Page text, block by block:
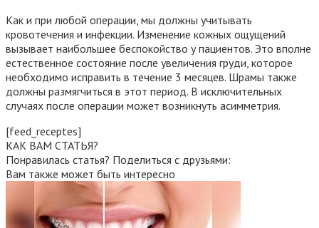
Как и при любой операции, мы должны учитывать
кровотечения и инфекции. Изменение кожных ощущений
вызывает наибольшее беспокойство у пациентов. Это вполне
естественное состояние после увеличения груди, которое
необходимо исправить в течение 3 месяцев. Шрамы также
должны размягчиться в этот период. В исключительных
случаях после операции может возникнуть асимметрия.
[feed_receptes]
КАК ВАМ СТАТЬЯ?
Понравилась статья? Поделиться с друзьями:
Вам также может быть интересно